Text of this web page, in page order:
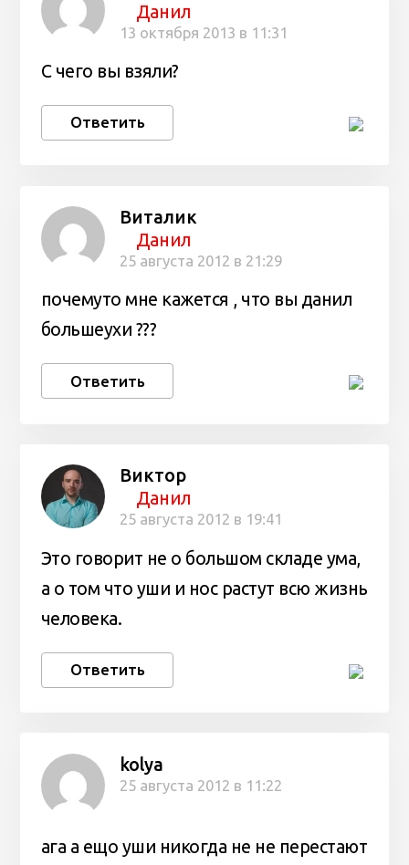
Данил
13 октября 2013 в 11:31
С чего вы взяли?
Ответить
Виталик
Данил
25 августа 2012 в 21:29
почемуто мне кажется , что вы данил
большеухи ???
Ответить
Виктор
Данил
25 августа 2012 в 19:41
Это говорит не о большом складе ума,
а о том что уши и нос растут всю жизнь
человека.
Ответить
kolya
25 августа 2012 в 11:22
ага а ещо уши никогда не не перестают